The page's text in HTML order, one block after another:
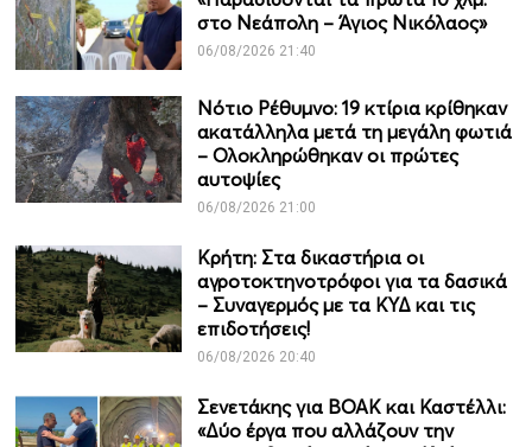
στο Νεάπολη – Άγιος Νικόλαος»
06/08/2026 21:40
Νότιο Ρέθυμνο: 19 κτίρια κρίθηκαν
ακατάλληλα μετά τη μεγάλη φωτιά
– Ολοκληρώθηκαν οι πρώτες
αυτοψίες
06/08/2026 21:00
Κρήτη: Στα δικαστήρια οι
αγροτοκτηνοτρόφοι για τα δασικά
– Συναγερμός με τα ΚΥΔ και τις
επιδοτήσεις!
06/08/2026 20:40
Σενετάκης για ΒΟΑΚ και Καστέλλι:
«Δύο έργα που αλλάζουν την